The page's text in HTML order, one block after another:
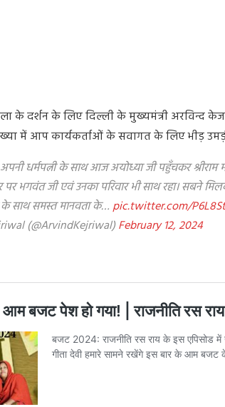
के दर्शन के लिए दिल्ली के मुख्यमंत्री अरविन्द
में आप कार्यकर्ताओं के सवागत के लिए भीड़
धर्मपत्नी के साथ आज अयोध्या जी पहुँचकर श्रीराम
भगवंत जी एवं उनका परिवार भी साथ रहा। सबने
साथ समस्त मानवता के…pic.twitter.com/
(@ArvindKejriwal)February 12, 2024